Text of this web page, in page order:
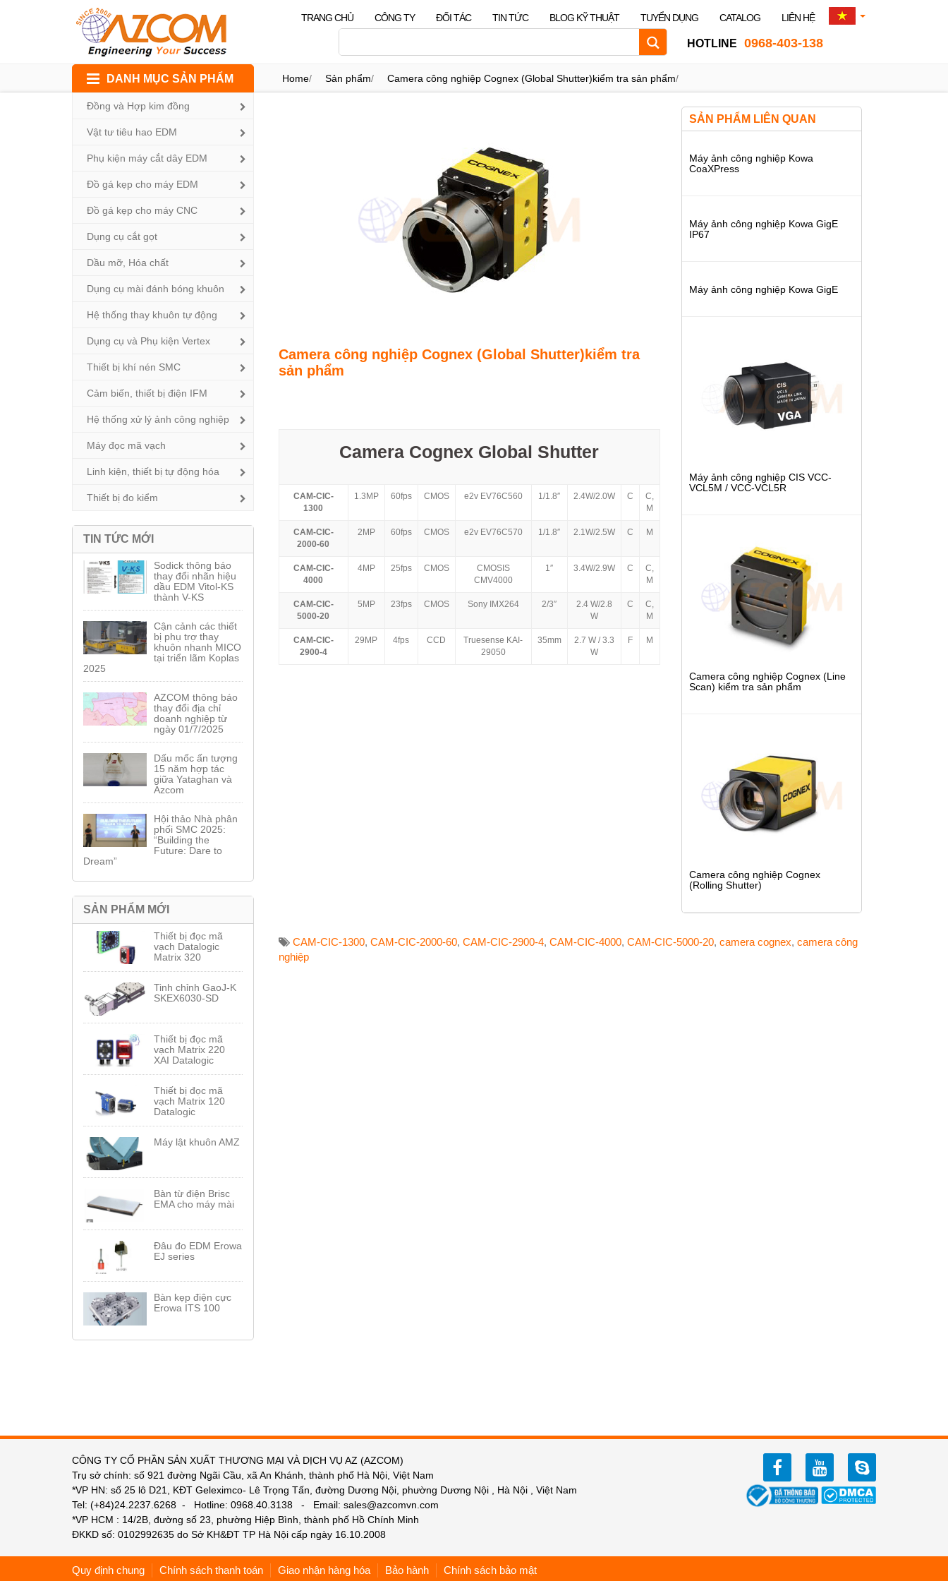
content
TRANG CHỦ CÔNG TY ĐỐI TÁC TIN TỨC BLOG KỸ THUẬT TUYỂN DỤNG CATALOG LIÊN HỆ
HOTLINE 0968-403-138
Home/ Sản phẩm/ Camera công nghiệp Cognex (Global Shutter)kiểm tra sản phẩm/
DANH MỤC SẢN PHẨM
Đồng và Hợp kim đồng
Vật tư tiêu hao EDM
Phụ kiện máy cắt dây EDM
Đồ gá kẹp cho máy EDM
Đồ gá kẹp cho máy CNC
Dụng cụ cắt gọt
Dầu mỡ, Hóa chất
Dụng cụ mài đánh bóng khuôn
Hệ thống thay khuôn tự động
Dụng cụ và Phụ kiện Vertex
Thiết bị khí nén SMC
Cảm biến, thiết bị điện IFM
Hệ thống xử lý ảnh công nghiệp
Máy đọc mã vạch
Linh kiện, thiết bị tự động hóa
Thiết bị đo kiểm
TIN TỨC MỚI
Sodick thông báo
thay đổi nhãn hiệu
dầu EDM Vitol-KS
thành V-KS
Cận cảnh các thiết
bị phụ trợ thay
khuôn nhanh MICO
tại triển lãm Koplas
2025
AZCOM thông báo
thay đổi địa chỉ
doanh nghiệp từ
ngày 01/7/2025
Dấu mốc ấn tượng
15 năm hợp tác
giữa Yataghan và
Azcom
Hội thảo Nhà phân
phối SMC 2025:
“Building the
Future: Dare to
Dream”
SẢN PHẨM MỚI
Thiết bị đọc mã
vạch Datalogic
Matrix 320
Tinh chỉnh GaoJ-K
SKEX6030-SD
Thiết bị đọc mã
vạch Matrix 220
XAI Datalogic
Thiết bị đọc mã
vạch Matrix 120
Datalogic
Máy lật khuôn AMZ
Bàn từ điện Brisc
EMA cho máy mài
Đâu đo EDM Erowa
EJ series
Bàn kẹp điện cực
Erowa ITS 100
Camera công nghiệp Cognex (Global Shutter)kiểm tra
sản phẩm
Camera Cognex Global Shutter
CAM-CIC-
1300
1.3MP 60fps CMOS e2v EV76C560 1/1.8″ 2.4W/2.0W C
C,
M
CAM-CIC-
2000-60
2MP 60fps CMOS e2v EV76C570 1/1.8″ 2.1W/2.5W C M
CAM-CIC-
4000
4MP 25fps CMOS
CMOSIS
CMV4000
1″ 3.4W/2.9W C
C,
M
CAM-CIC-
5000-20
5MP 23fps CMOS Sony IMX264 2/3″
2.4 W/2.8
W
C
C,
M
CAM-CIC-
2900-4
29MP 4fps CCD
Truesense KAI-
29050
35mm
2.7 W / 3.3
W
F M
SẢN PHẨM LIÊN QUAN
Máy ảnh công nghiệp Kowa
CoaXPress
Máy ảnh công nghiệp Kowa GigE
IP67
Máy ảnh công nghiệp Kowa GigE
Máy ảnh công nghiệp CIS VCC-
VCL5M / VCC-VCL5R
Camera công nghiệp Cognex (Line
Scan) kiểm tra sản phẩm
Camera công nghiệp Cognex
(Rolling Shutter)
CAM-CIC-1300, CAM-CIC-2000-60, CAM-CIC-2900-4, CAM-CIC-4000, CAM-CIC-5000-20, camera cognex, camera công
nghiệp
CÔNG TY CỔ PHẦN SẢN XUẤT THƯƠNG MẠI VÀ DỊCH VỤ AZ (AZCOM)
Trụ sở chính: số 921 đường Ngãi Cầu, xã An Khánh, thành phố Hà Nội, Việt Nam
*VP HN: số 25 lô D21, KĐT Geleximco- Lê Trọng Tấn, đường Dương Nội, phường Dương Nội , Hà Nội , Việt Nam
Tel: (+84)24.2237.6268 - Hotline: 0968.40.3138 - Email: sales@azcomvn.com
*VP HCM : 14/2B, đường số 23, phường Hiệp Bình, thành phố Hồ Chính Minh
ĐKKD số: 0102992635 do Sở KH&ĐT TP Hà Nội cấp ngày 16.10.2008
facebookyoutube zalo
Quy định chung Chính sách thanh toán Giao nhận hàng hóa Bảo hành Chính sách bảo mật